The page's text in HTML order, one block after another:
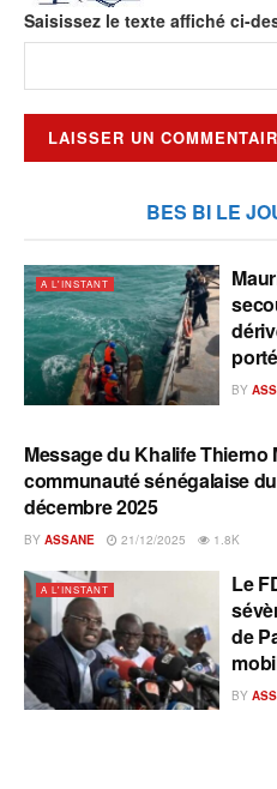
Saisissez le texte affiché ci-
BES BI LE
A L'INSTANT
BY
A L'INSTANT
Message du Khalife Thierno
communauté sénégalaise
décembre 2025
BY ASSANE 21/12/2025 1.8K
A L'INSTANT
Le
de
BY